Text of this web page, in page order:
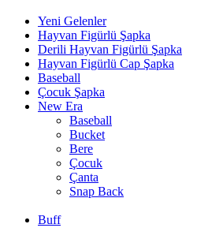
Yeni Gelenler
Hayvan Figürlü Şapka
Derili Hayvan Figürlü Şapka
Hayvan Figürlü Cap Şapka
Baseball
Çocuk Şapka
New Era
Baseball
Bucket
Bere
Çocuk
Çanta
Snap Back
Buff